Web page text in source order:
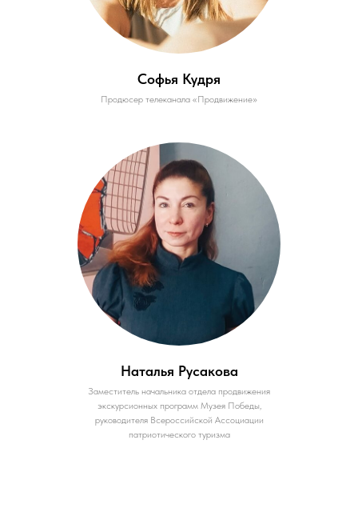
Софья Кудря
Продюсер телеканала «Продвижение»
Наталья Русакова
Заместитель начальника отдела продвижения
экскурсионных программ Музея Победы,
руководителя Всероссийской Ассоциации
патриотического туризма